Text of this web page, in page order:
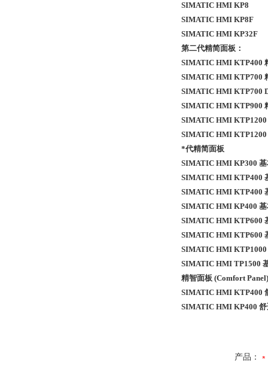
SIMATIC HMI KP8
SIMATIC HMI KP8F
SIMATIC HMI KP32F
第二代精简面板：
SIMATIC HMI KTP400
SIMATIC HMI KTP700
SIMATIC HMI KTP700
SIMATIC HMI KTP900
SIMATIC HMI
SIMATIC HMI KTP1200
*代精简面板
SIMATIC HMI KP300
SIMATIC HMI KTP400
SIMATIC HMI KTP400
SIMATIC HMI KP400
SIMATIC HMI KTP600
SIMATIC HMI KTP600
SIMATIC HMI KTP1000
SIMATIC HMI TP1500
精智面板 (Comfort Panel)
SIMATIC HMI KTP400
SIMATIC HMI KP400
产品：